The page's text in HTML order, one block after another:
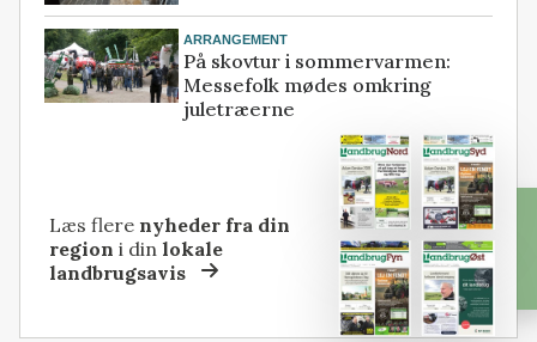
ARRANGEMENT
På skovtur i sommervarmen:
Messefolk mødes omkring
juletræerne
Læs flere nyheder fra din
region i dinlokale
landbrugsavis